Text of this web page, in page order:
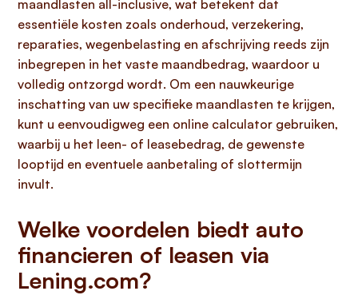
maandlasten all-inclusive, wat betekent dat
essentiële kosten zoals onderhoud, verzekering,
reparaties, wegenbelasting en afschrijving reeds zijn
inbegrepen in het vaste maandbedrag, waardoor u
volledig ontzorgd wordt. Om een nauwkeurige
inschatting van uw specifieke maandlasten te krijgen,
kunt u eenvoudigweg een online calculator gebruiken,
waarbij u het leen- of leasebedrag, de gewenste
looptijd en eventuele aanbetaling of slottermijn
invult.
Welke voordelen biedt auto
financieren of leasen via
Lening.com?